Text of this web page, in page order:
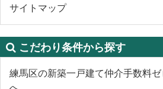
サイトマップ
こだわり条件から探す
練馬区の新築一戸建て仲介手数料